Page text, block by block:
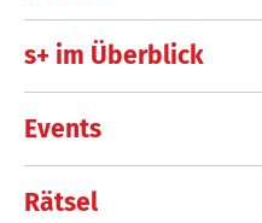
s+ im Überblick
Events
Rätsel